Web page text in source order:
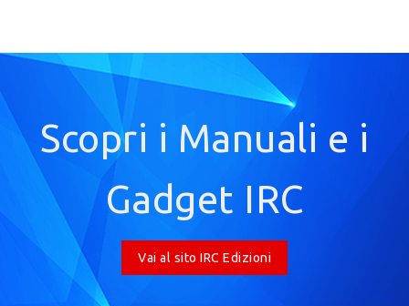
Scopri i Manuali e i
Gadget IRC
Vai al sito IRC Edizioni